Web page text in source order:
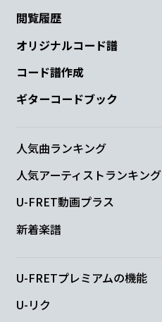
閲覧履歴
オリジナルコード譜
コード譜作成
ギターコードブック
人気曲ランキング
人気アーティストランキング
U-FRET動画プラス
新着楽譜
U-FRETプレミアムの機能
U-リク